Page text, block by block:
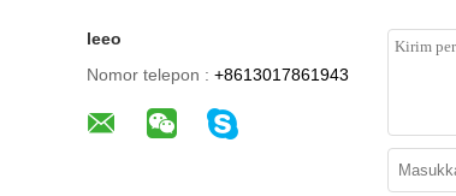
leeo
Nomor telepon : +8613017861943